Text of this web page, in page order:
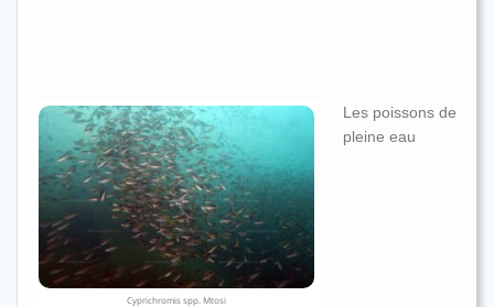
Cyprichromis spp. Mtosi
Les poissons de
pleine eau